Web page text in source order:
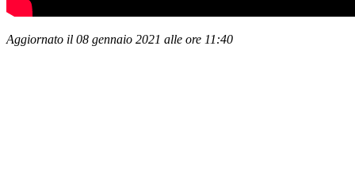
Aggiornato il 08 gennaio 2021 alle ore 11:40